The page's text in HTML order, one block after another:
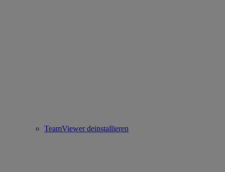
TeamViewer deinstallieren